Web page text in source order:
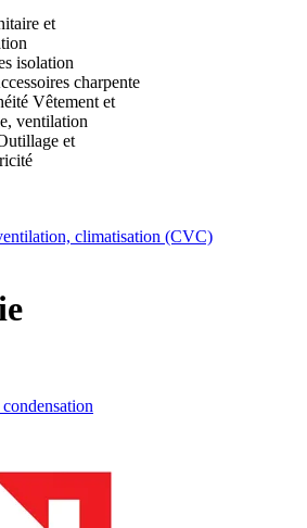
et
isolation
charpente
Vêtement et
ventilation
et
climatisation (CVC)